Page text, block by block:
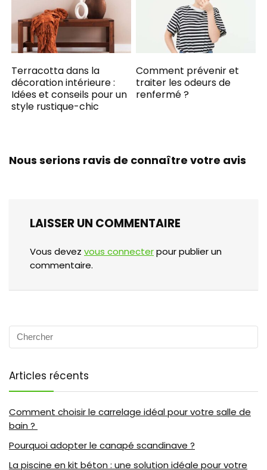
Terracotta dans la
décoration intérieure :
Idées et conseils pour un
style rustique-chic
Comment prévenir et
traiter les odeurs de
renfermé ?
Nous serions ravis de connaître votre avis
LAISSER UN COMMENTAIRE
Vous devez vous connecterpour publier un
commentaire.
Articles récents
Comment choisir le carrelage idéal pour votre salle de
bain ?
Pourquoi adopter le canapé scandinave ?
La piscine en kit béton : une solution idéale pour votre